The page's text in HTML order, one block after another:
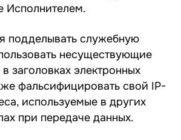
Исполнителем.
подделывать служебную
несуществующие
заголовках электронных
фальсифицировать свой IP-
используемые в других
при передаче данных.